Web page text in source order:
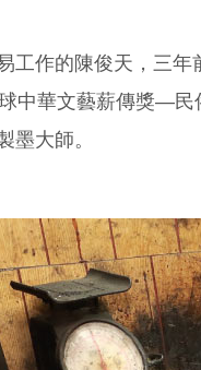
工作的陳俊天，三
中華文藝薪傳獎—民
墨大師。